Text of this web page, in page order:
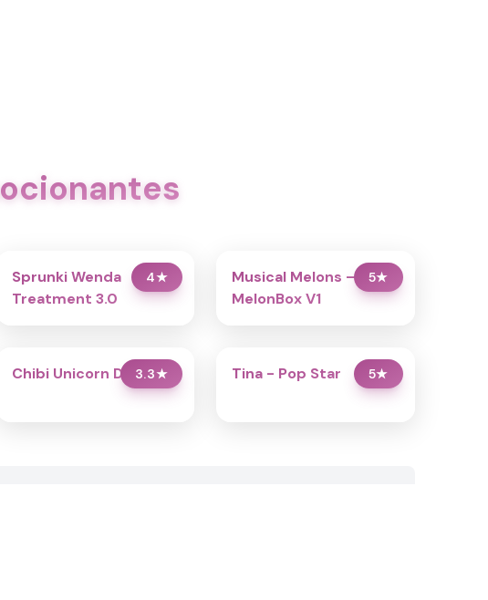
4★
Sprunki Wenda
Treatment 3.0
5★
Musical Melons –
MelonBox V1
3.3★
Chibi Unicorn Dress Up 5★
Tina - Pop Star